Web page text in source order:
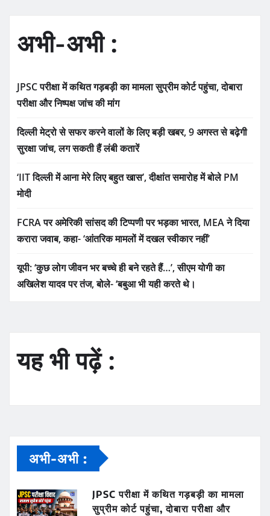
अभी-अभी :
JPSC परीक्षा में कथित गड़बड़ी का मामला सुप्रीम कोर्ट पहुंचा, दोबारा
परीक्षा और निष्पक्ष जांच की मांग
दिल्ली मेट्रो से सफर करने वालों के लिए बड़ी खबर, 9 अगस्त से बढ़ेगी
सुरक्षा जांच, लग सकती हैं लंबी कतारें
‘IIT दिल्ली में आना मेरे लिए बहुत खास’, दीक्षांत समारोह में बोले PM
मोदी
FCRA पर अमेरिकी सांसद की टिप्पणी पर भड़का भारत, MEA ने दिया
करारा जवाब, कहा- ‘आंतरिक मामलों में दखल स्वीकार नहीं’
यूपी: ‘कुछ लोग जीवन भर बच्चे ही बने रहते हैं…’, सीएम योगी का
अखिलेश यादव पर तंज, बोले- ‘बबुआ भी यही करते थे।
यह भी पढ़ें :
अभी-अभी :
JPSC परीक्षा में कथित गड़बड़ी का मामला
सुप्रीम कोर्ट पहुंचा, दोबारा परीक्षा और